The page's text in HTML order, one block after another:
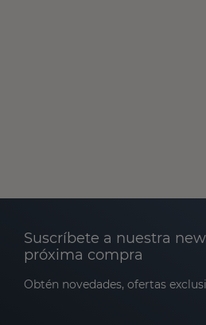
Suscríbete a nuestra
próxima compra
Obtén novedades, ofertas